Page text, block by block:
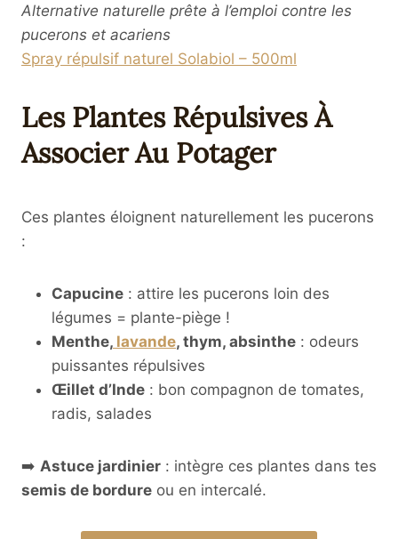
Alternative naturelle prête à l’emploi contre les
pucerons et acariens
Spray répulsif naturel Solabiol – 500ml
Les Plantes Répulsives À
Associer Au Potager
Ces plantes éloignent naturellement les pucerons
:
Capucine : attire les pucerons loin des
légumes = plante-piège !
Menthe, lavande, thym, absinthe : odeurs
puissantes répulsives
Œillet d’Inde : bon compagnon de tomates,
radis, salades
➡️ Astuce jardinier : intègre ces plantes dans tes
semis de bordure ou en intercalé.